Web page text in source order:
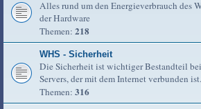
Alles rund um den Energieverbrauch des
der Hardware
Themen: 218
WHS - Sicherheit
Die Sicherheit ist wichtiger Bestandteil
Servers, der mit dem Internet verbunden ist.
Themen: 316